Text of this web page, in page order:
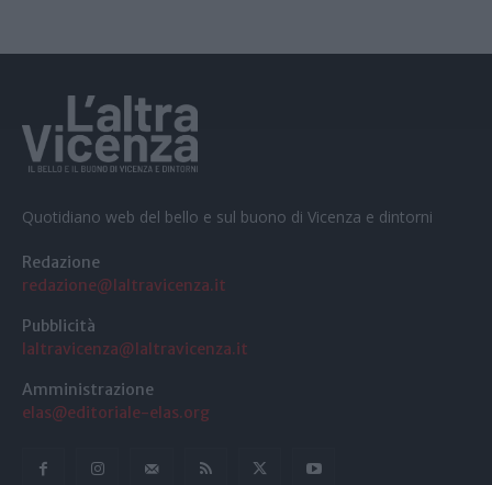
Quotidiano web del bello e sul buono di Vicenza e dintorni
Redazione
redazione@laltravicenza.it
Pubblicità
laltravicenza@laltravicenza.it
Amministrazione
elas@editoriale-elas.org